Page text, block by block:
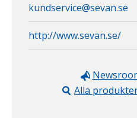
kundservice@sevan.se
http://www.sevan.se/
Alla